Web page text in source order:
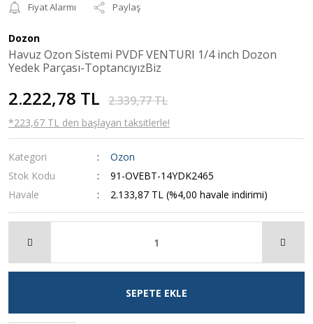
Fiyat Alarmı
Paylaş
Dozon
Havuz Ozon Sistemi PVDF VENTURI 1/4 inch Dozon
Yedek Parçası-ToptancıyızBiz
2.222,78 TL 2.339,77 TL
*223,67 TL den başlayan taksitlerle!
Kategori
Ozon
Stok Kodu
91-OVEBT-14YDK2465
Havale
2.133,87 TL (%4,00 havale indirimi)
SEPETE EKLE